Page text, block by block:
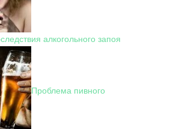
алкогольного запоя
Проблема пивного